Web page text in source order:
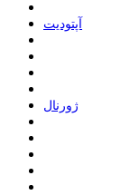
ﺁﭘﺘﻮﺩﯾﺖ
ﮊﻭﺭﻧﺎﻝ